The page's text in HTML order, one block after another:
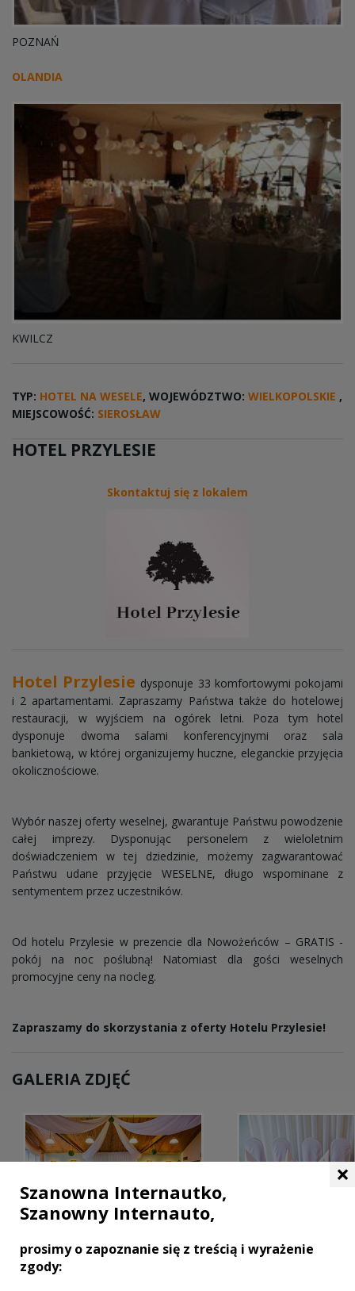
POZNAŃ
OLANDIA
KWILCZ
TYP: HOTEL NA WESELE, WOJEWÓDZTWO: WIELKOPOLSKIE ,
MIEJSCOWOŚĆ: SIEROSŁAW
HOTEL PRZYLESIE
Skontaktuj się z lokalem
Hotel Przylesie dysponuje 33 komfortowymi pokojami
i 2 apartamentami. Zapraszamy Państwa także do hotelowej
restauracji, w wyjściem na ogórek letni. Poza tym hotel
dysponuje dwoma salami konferencyjnymi oraz sala
bankietową, w której organizujemy huczne, eleganckie przyjęcia
okolicznościowe.
Wybór naszej oferty weselnej, gwarantuje Państwu powodzenie
całej imprezy. Dysponując personelem z wieloletnim
doświadczeniem w tej dziedzinie, możemy zagwarantować
Państwu udane przyjęcie WESELNE, długo wspominane z
sentymentem przez uczestników.
Od hotelu Przylesie w prezencie dla Nowożeńców – GRATIS -
pokój na noc poślubną! Natomiast dla gości weselnych
promocyjne ceny na nocleg.
Zapraszamy do skorzystania z oferty Hotelu Przylesie!
GALERIA ZDJĘĆ
×
Szanowna Internautko,
Szanowny Internauto,
prosimy o zapoznanie się z treścią i wyrażenie
zgody: